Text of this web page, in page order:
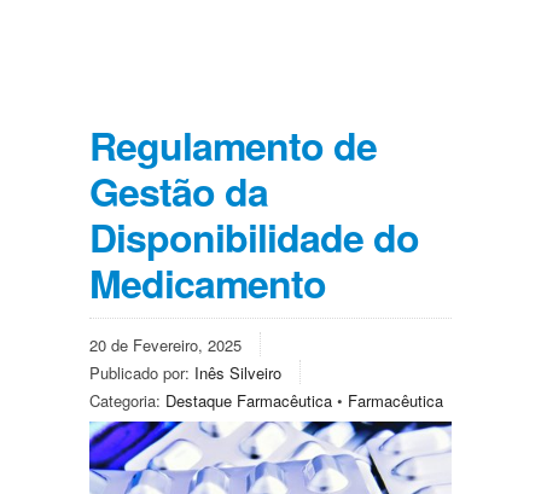
Regulamento de
Gestão da
Disponibilidade do
Medicamento
20 de Fevereiro, 2025
Publicado por: Inês Silveiro
Categoria: Destaque Farmacêutica • Farmacêutica